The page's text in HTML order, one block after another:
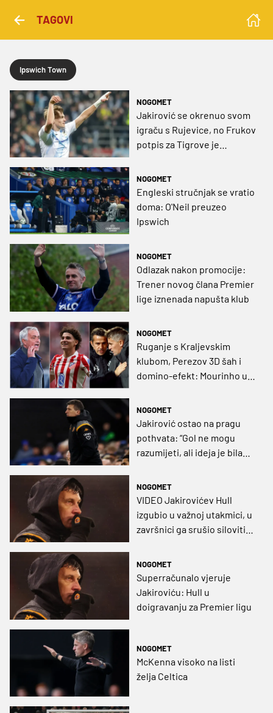
TAGOVI
Ipswich Town
NOGOMET
Jakirović se okrenuo svom
igraču s Rujevice, no Frukov
potpis za Tigrove je
NOGOMET
Engleski stručnjak se vratio
doma: O'Neil preuzeo
Ipswich
NOGOMET
Odlazak nakon promocije:
Trener novog člana Premier
lige iznenada napušta klub
NOGOMET
Ruganje s Kraljevskim
klubom, Perezov 3D šah i
domino-efekt: Mourinho u
McKenna stiže u Fulham!
NOGOMET
Jakirović ostao na pragu
pothvata: “Gol ne mogu
razumijeti, ali ideja je bila
da s njima igramo”
NOGOMET
VIDEO Jakirovićev Hull
izgubio u važnoj utakmici, u
završnici ga srušio siloviti
NOGOMET
Superračunalo vjeruje
Jakiroviću: Hull u
doigravanju za Premier ligu
NOGOMET
McKenna visoko na listi
želja Celtica